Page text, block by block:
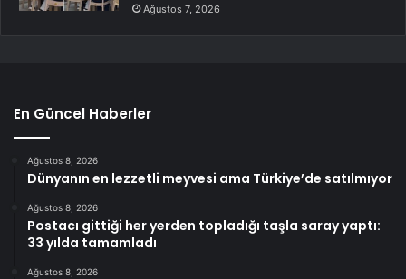
Ağustos 7, 2026
En Güncel Haberler
Ağustos 8, 2026
Dünyanın en lezzetli meyvesi ama Türkiye’de satılmıyor
Ağustos 8, 2026
Postacı gittiği her yerden topladığı taşla saray yaptı:
33 yılda tamamladı
Ağustos 8, 2026